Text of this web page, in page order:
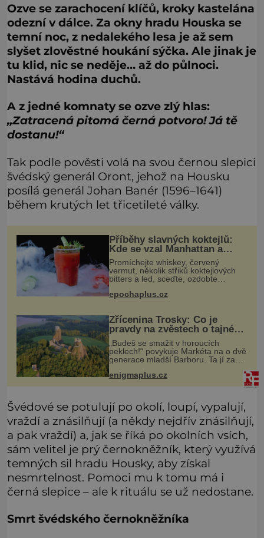
Ozve se zarachocení klíčů, kroky kastelána
odezní v dálce. Za okny hradu Houska se
temní noc, z nedalekého lesa je až sem
slyšet zlověstné houkání sýčka. Ale jinak je
tu klid, nic se neděje… až do půlnoci.
Nastává hodina duchů.
A z jedné komnaty se ozve zlý hlas:
„Zatracená pitomá černá potvoro! Já tě
dostanu!“
Tak podle pověsti volá na svou černou slepici
švédský generál Oront, jehož na Housku
posílá generál Johan Banér (1596–1641)
během krutých let třicetileté války.
Příběhy slavných koktejlů:
Kde se vzal Manhattan a
Bloody Mary?
Promíchejte whiskey, červený
vermut, několik střiků koktejlových
bitters a led, sceďte, ozdobte
koktejlovou třešinkou a tadá…
Manhattan je tu! A pokud to má být
epochaplus.cz
Zřícenina Trosky: Co je
pravdy na zvěstech o tajné
chodbě?
„Budeš se smažit v horoucích
peklech!“ povykuje Markéta na o dvě
generace mladší Barboru. Ta jí za
chvíli slovní palbu opětuje. První je
zarytá katolička, druhá přesvědčená
enigmaplus.cz
Švédové se potulují po okolí, loupí, vypalují,
vraždí a znásilňují (a někdy nejdřív znásilňují,
a pak vraždí) a, jak se říká po okolních vsích,
sám velitel je prý černokněžník, který využívá
temných sil hradu Housky, aby získal
nesmrtelnost. Pomoci mu k tomu má i
černá slepice – ale k rituálu se už nedostane.
Smrt švédského černokněžníka